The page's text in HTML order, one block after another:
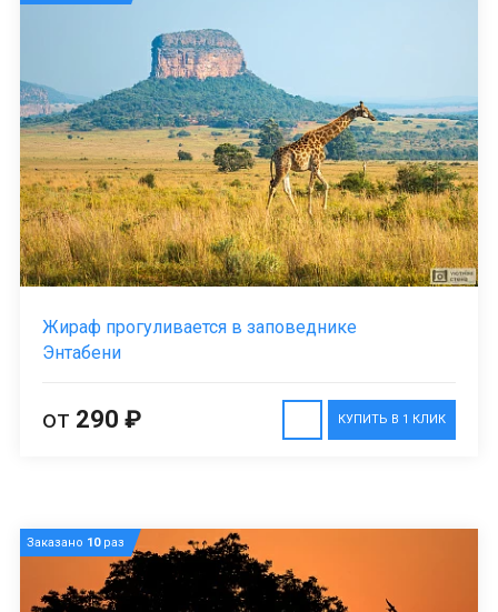
Жираф прогуливается в заповеднике
Энтабени
КУПИТЬ В 1 КЛИК
от 290 ₽
Заказано 10раз